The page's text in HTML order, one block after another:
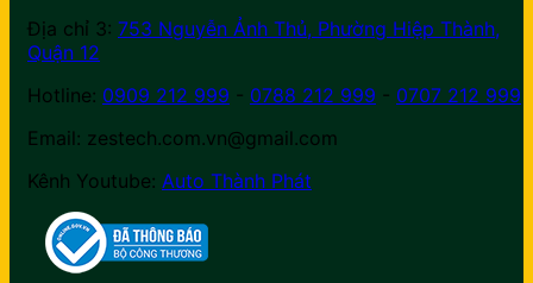
Địa chỉ 3: 753 Nguyễn Ảnh Thủ, Phường Hiệp Thành,
Quận 12
Hotline: 0909 212 999 - 0788 212 999 - 0707 212 999
Email: zestech.com.vn@gmail.com
Kênh Youtube: Auto Thành Phát